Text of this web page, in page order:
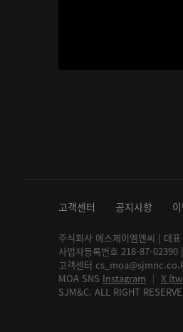
고객센터 공지사항
주식회사 에스제이엠엔씨 | 대
사업자등록번호 218-87-
고객센터
MOA SNS Instagram │ X
SJM&C. ALL RIGHT